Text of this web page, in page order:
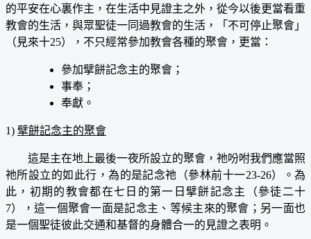
的平安在心裏作主，在生活中見證主之外，從今以後更當看重
教會的生活，與眾聖徒一同過教會的生活，「不可停止聚會」
（見來十25），不只經常參加教會各種的聚會，更當：
參加擘餅記念主的聚會；
事奉；
奉獻。
1) 擘餅記念主的聚會
這是主在地上最後一夜所設立的聚會，祂吩咐我們應當照
祂所設立的如此行，為的是記念祂（參林前十一23-26）。為
此，初期的教會都在七日的第一日擘餅記念主（參徒二十
7），這一個聚會一面是記念主、等候主來的聚會；另一面也
是一個聖徒彼此交通和基督的身體合一的見證之表明。